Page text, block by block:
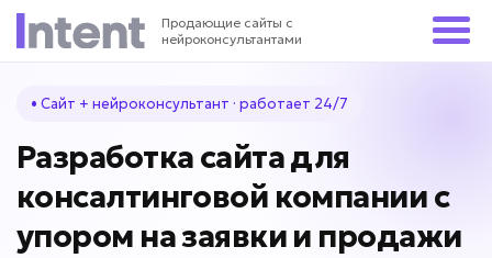
Продающие сайты с
нейроконсультантами
• Сайт + нейроконсультант · работает 24/7
Разработка сайта для
консалтинговой компании с
упором на заявки и продажи